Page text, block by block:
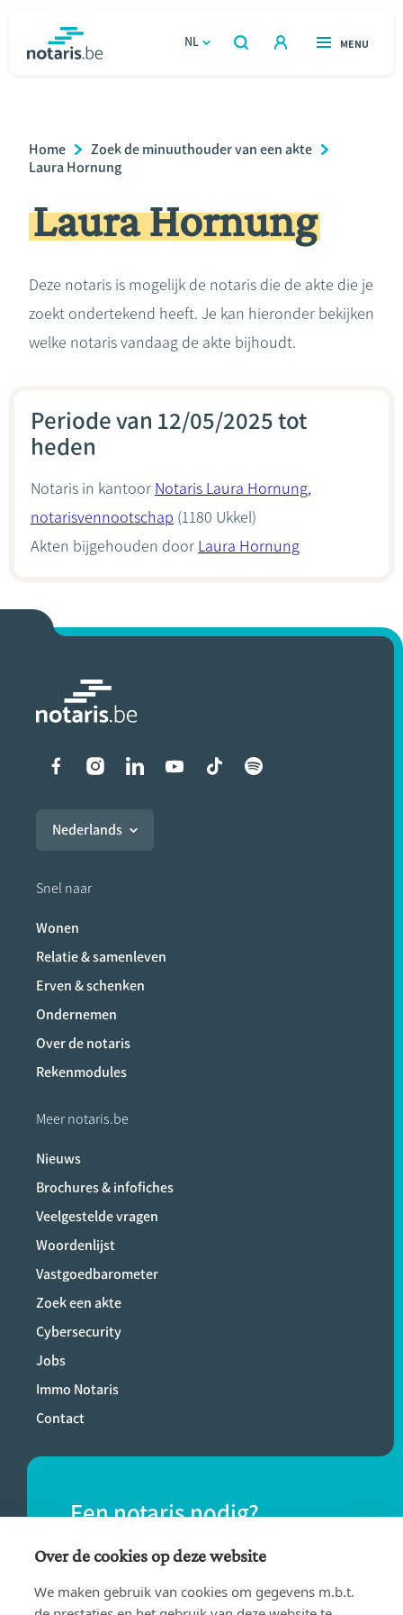
gaan
NL
OPEN
ZOEKEN
OPEN
MENU
Relatie & samenleven
Erven & schenken
Over de notaris
Breadcrumb
Home
Zoek de minuuthouder van een akte
Laura Hornung
Laura Hornung
Deze notaris is mogelijk de notaris die de akte die je
zoekt ondertekend heeft. Je kan hieronder bekijken
welke notaris vandaag de akte bijhoudt.
Periode van 12/05/2025 tot
heden
Notaris in kantoor Notaris Laura Hornung,
notarisvennootschap (1180 Ukkel)
Akten bijgehouden door Laura Hornung
Liens vers les réseaux
Nederlands
Snel naar
Wonen
Relatie & samenleven
Erven & schenken
Ondernemen
Over de notaris
Rekenmodules
Meer notaris.be
Nieuws
Brochures & infofiches
Veelgestelde vragen
Woordenlijst
Vastgoedbarometer
Zoek een akte
Cybersecurity
Jobs
Immo Notaris
Contact
Een notaris nodig?
Vind eenvoudig een notaris bij jou in de
buurt.
Over de cookies op deze website
We maken gebruik van cookies om gegevens m.b.t.